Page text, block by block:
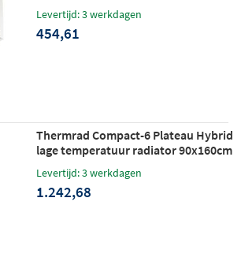
Levertijd: 3 werkdagen
454,61
Thermrad Compact-6 Plateau Hybrid
lage temperatuur radiator 90x160cm
Levertijd: 3 werkdagen
1.242,68